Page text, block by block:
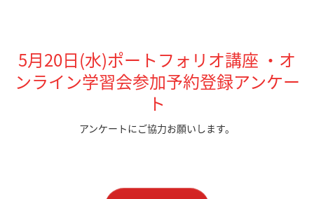
5月20日(水)ポートフォリオ講座 ・オ
ンライン学習会参加予約登録アンケー
ト
アンケートにご協力お願いします。